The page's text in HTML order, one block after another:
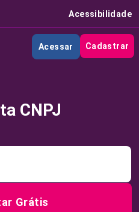
Acessibilidade
Acessar Cadastrar
CNPJ
Grátis